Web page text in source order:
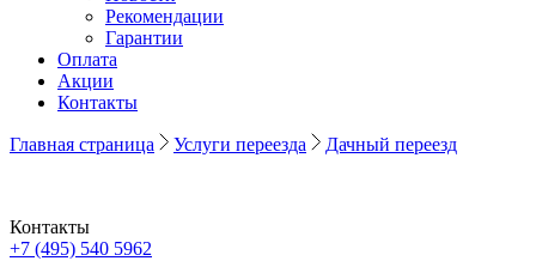
Рекомендации
Гарантии
Оплата
Акции
Контакты
Главная страница Услуги переезда Дачный переезд
Контакты
+7 (495) 540 5962